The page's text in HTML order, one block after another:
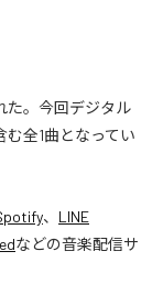
た。今回デジタル
む全1曲となってい
、 LINE
などの音楽配信サ